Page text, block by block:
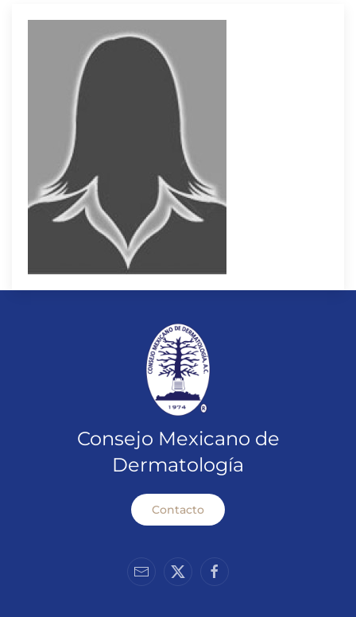
Consejo Mexicano de
Dermatología
Contacto